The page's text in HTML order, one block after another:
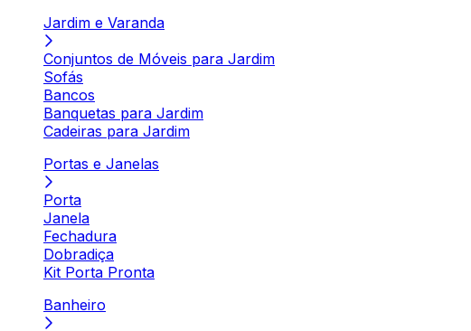
Jardim e Varanda
Conjuntos de Móveis para Jardim
Sofás
Bancos
Banquetas para Jardim
Cadeiras para Jardim
Portas e Janelas
Porta
Janela
Fechadura
Dobradiça
Kit Porta Pronta
Banheiro